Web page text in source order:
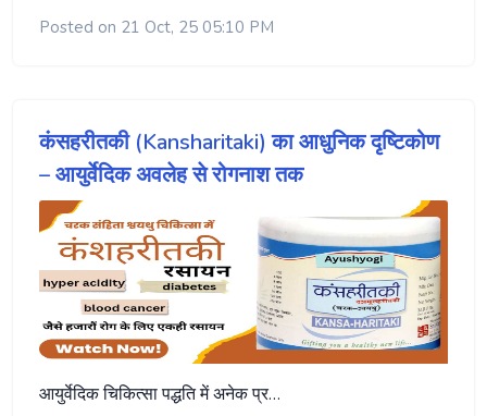
Posted on 21 Oct, 25 05:10 PM
कंसहरीतकी (Kansharitaki) का आधुनिक दृष्टिकोण
– आयुर्वेदिक अवलेह से रोगनाश तक
आयुर्वेदिक चिकित्सा पद्धति में अनेक प्र…